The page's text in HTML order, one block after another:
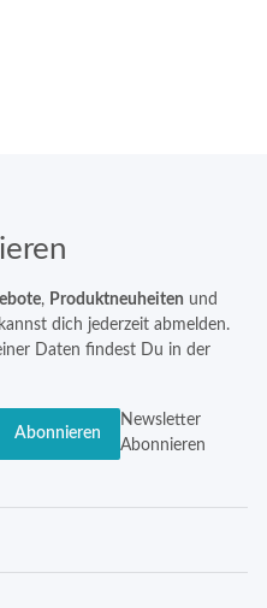
, Produktneuheiten und
dich jederzeit abmelden.
Daten findest Du in der
Abonnieren
Newsletter
Abonnieren